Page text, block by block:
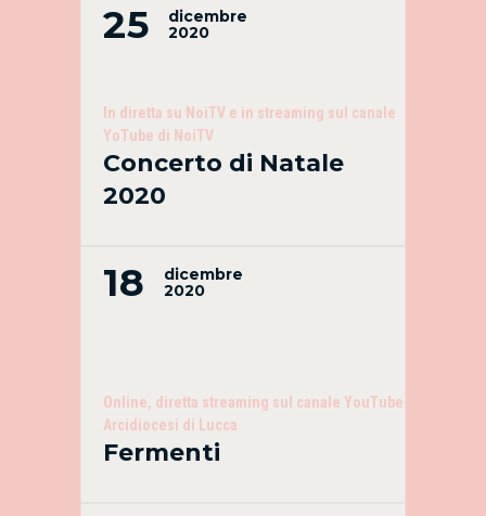
25
dicembre
2020
In diretta su NoiTV e in streaming sul canale
YoTube di NoiTV
Concerto di Natale
2020
18
dicembre
2020
Online, diretta streaming sul canale YouTube
Arcidiocesi di Lucca
Fermenti